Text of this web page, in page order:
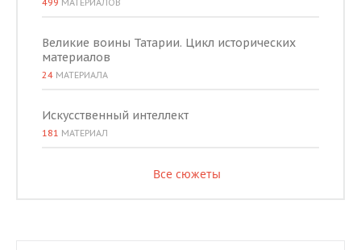
499 МАТЕРИАЛОВ
Великие воины Татарии. Цикл исторических
материалов
24 МАТЕРИАЛА
Искусственный интеллект
181 МАТЕРИАЛ
Все сюжеты